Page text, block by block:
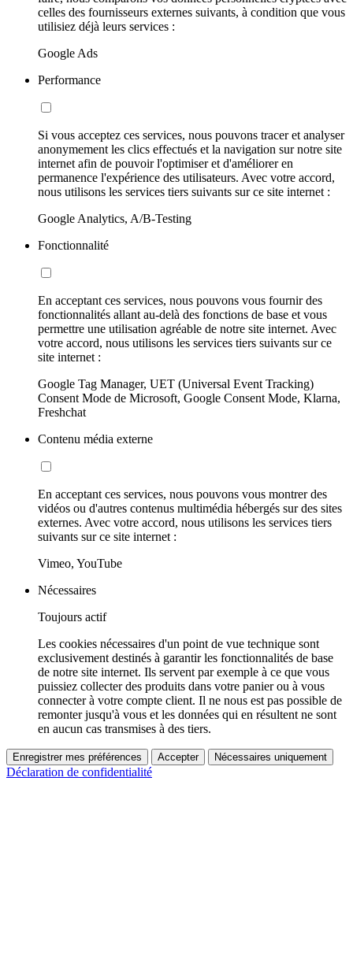
celles des fournisseurs externes suivants, à condition que vous
utilisiez déjà leurs services :
Google Ads
Performance
Si vous acceptez ces services, nous pouvons tracer et analyser
anonymement les clics effectués et la navigation sur notre site
internet afin de pouvoir l'optimiser et d'améliorer en
permanence l'expérience des utilisateurs. Avec votre accord,
nous utilisons les services tiers suivants sur ce site internet :
Google Analytics, A/B-Testing
Fonctionnalité
En acceptant ces services, nous pouvons vous fournir des
fonctionnalités allant au-delà des fonctions de base et vous
permettre une utilisation agréable de notre site internet. Avec
votre accord, nous utilisons les services tiers suivants sur ce
site internet :
Google Tag Manager, UET (Universal Event Tracking)
Consent Mode de Microsoft, Google Consent Mode, Klarna,
Freshchat
Contenu média externe
En acceptant ces services, nous pouvons vous montrer des
vidéos ou d'autres contenus multimédia hébergés sur des sites
externes. Avec votre accord, nous utilisons les services tiers
suivants sur ce site internet :
Vimeo, YouTube
Nécessaires
Toujours actif
Les cookies nécessaires d'un point de vue technique sont
exclusivement destinés à garantir les fonctionnalités de base
de notre site internet. Ils servent par exemple à ce que vous
puissiez collecter des produits dans votre panier ou à vous
connecter à votre compte client. Il ne nous est pas possible de
remonter jusqu'à vous et les données qui en résultent ne sont
en aucun cas transmises à des tiers.
Enregistrer mes préférences Accepter Nécessaires uniquement
Déclaration de confidentialité